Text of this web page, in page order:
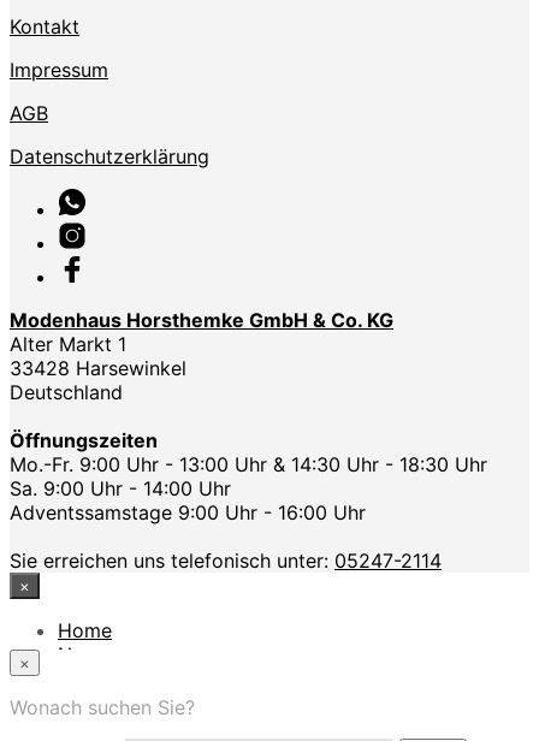
Kontakt
Impressum
AGB
Datenschutzerklärung
Modenhaus Horsthemke GmbH & Co. KG
Alter Markt 1
33428 Harsewinkel
Deutschland
Öffnungszeiten
Mo.-Fr. 9:00 Uhr - 13:00 Uhr & 14:30 Uhr - 18:30 Uhr
Sa. 9:00 Uhr - 14:00 Uhr
Adventssamstage 9:00 Uhr - 16:00 Uhr
Sie erreichen uns telefonisch unter: 05247-2114
×
Home
News
App
×
Wonach suchen Sie?